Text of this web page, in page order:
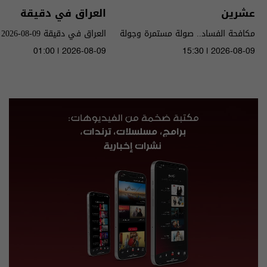
عشرين
مكافحة الفساد.. صولة مستمرة وجولة
قادمة - الحلقة ٥٥ | الموسم 5
15:30 | 2026-08-09
العراق في دقيقة
العراق في دقيقة 09-08-2026 | 2026
01:00 | 2026-08-09